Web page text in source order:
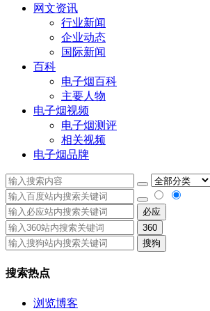
网文资讯
行业新闻
企业动态
国际新闻
百科
电子烟百科
主要人物
电子烟视频
电子烟测评
相关视频
电子烟品牌
必应
360
搜狗
搜索热点
浏览博客